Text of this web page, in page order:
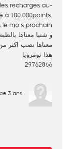
recharges au-
à 100.000points.
le mois prochain
و شنيا معناها
معناها نصب اكثر من 39 دينار نتمتع
هذا نومرويا
29762866
3 ans